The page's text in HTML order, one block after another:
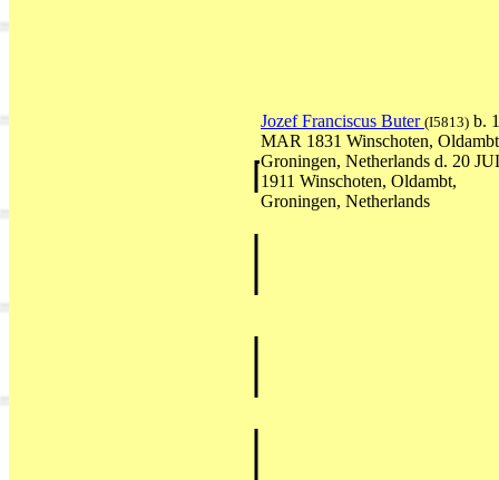
Jozef Franciscus Buter (I5813) b.
MAR 1831 Winschoten,
Groningen, Netherlands d. 20
1911 Winschoten, Oldambt,
Groningen, Netherlands